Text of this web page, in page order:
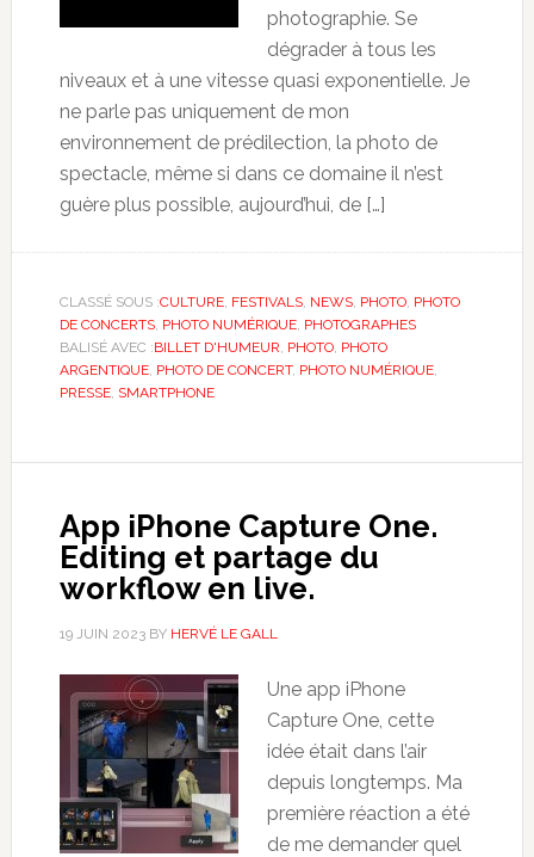
photographie. Se
dégrader à tous les
niveaux et à une vitesse quasi exponentielle. Je
ne parle pas uniquement de mon
environnement de prédilection, la photo de
spectacle, même si dans ce domaine il n’est
guère plus possible, aujourd’hui, de […]
CLASSÉ SOUS :CULTURE, FESTIVALS, NEWS, PHOTO, PHOTO
DE CONCERTS, PHOTO NUMÉRIQUE, PHOTOGRAPHES
BALISÉ AVEC :BILLET D'HUMEUR PHOTO, PHOTO
ARGENTIQUE, PHOTO DE CONCERT, PHOTO NUMÉRIQUE,
PRESSE, SMARTPHONE
App iPhone Capture One.
Editing et partage du
workflow en live.
19 JUIN 2023BY HERVÉ LE GALL
Une app iPhone
Capture One, cette
idée était dans l’air
depuis longtemps. Ma
première réaction a été
de me demander quel